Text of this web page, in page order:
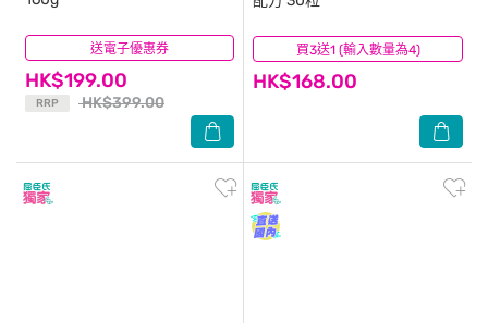
送電子優惠券
HK$199.00
RRP HK$399.00
(4) 買3送1 (輸入數量為4)
HK$168.00
(5)